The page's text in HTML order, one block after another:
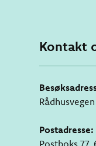
Kontakt
Postadresse: